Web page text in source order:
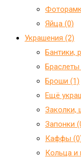
Яйца (0)
Украшения (2)
Бантики,
Браслеты
Броши (1)
Ещё
Заколки,
Запонки
Каффы
Кольца и